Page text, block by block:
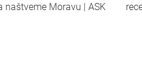
naštveme Moravu | ASK